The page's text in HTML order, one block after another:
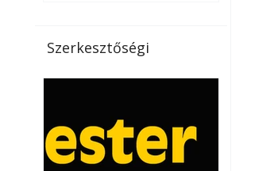
paradicsomot sokszor
gazdasági érettségben, azaz
Utóérik eközben, de nem lesz
olyan ízű, mint amit a saját
kertünkben, biológiai
Szerkesztőségi